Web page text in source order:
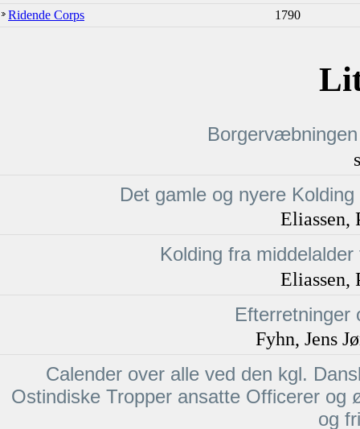
Ridende Corps
1790
Det gamle og nyere
Eliassen,
Kolding fra
Eliassen,
Efterretninger
Fyhn, Jens
Calender over alle ved den kgl.
Ostindiske Tropper ansatte Officerer
og